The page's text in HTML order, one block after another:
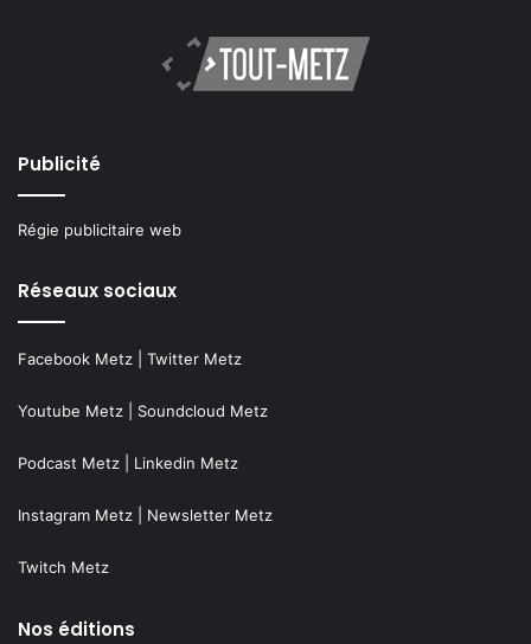
Publicité
Régie publicitaire web
Réseaux sociaux
Facebook Metz Twitter Metz
Youtube Metz Soundcloud Metz
Podcast Metz Linkedin Metz
Instagram Metz Newsletter Metz
Twitch Metz
Nos éditions